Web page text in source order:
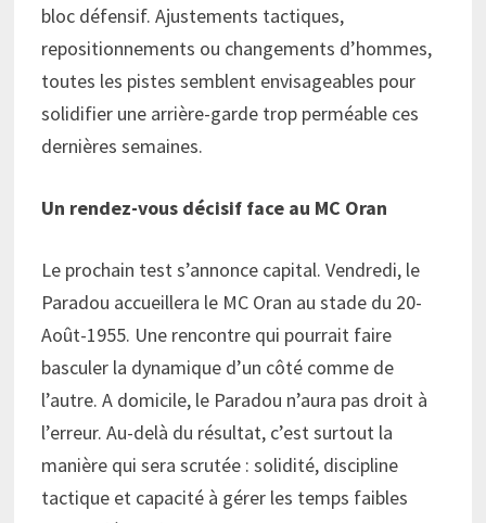
bloc défensif. Ajustements tactiques,
repositionnements ou changements d’hommes,
toutes les pistes semblent envisageables pour
solidifier une arrière-garde trop perméable ces
dernières semaines.
Un rendez-vous décisif face au MC Oran
Le prochain test s’annonce capital. Vendredi, le
Paradou accueillera le MC Oran au stade du 20-
Août-1955. Une rencontre qui pourrait faire
basculer la dynamique d’un côté comme de
l’autre. A domicile, le Paradou n’aura pas droit à
l’erreur. Au-delà du résultat, c’est surtout la
manière qui sera scrutée : solidité, discipline
tactique et capacité à gérer les temps faibles